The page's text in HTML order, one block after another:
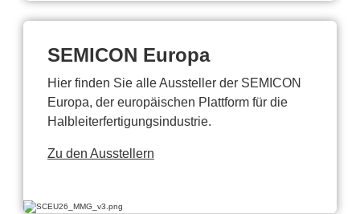
SEMICON Europa
Hier finden Sie alle Aussteller der SEMICON
Europa, der europäischen Plattform für die
Halbleiterfertigungsindustrie.
Zu den Ausstellern